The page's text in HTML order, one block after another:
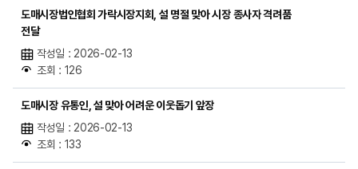
도매시장법인협회 가락시장지회, 설 명절 맞아 시장 종사자 격려품
전달
작성일 : 2026-02-13
조회 : 126
도매시장 유통인, 설 맞아 어려운 이웃돕기 앞장
작성일 : 2026-02-13
조회 : 133